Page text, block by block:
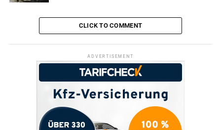
CLICK TO COMMENT
ADVERTISEMENT